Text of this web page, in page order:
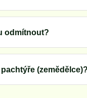
odmítnout?
(zemědělce)?